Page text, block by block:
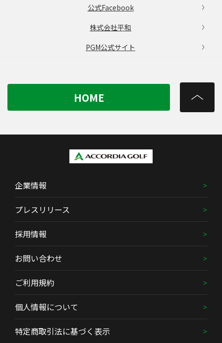
公式Facebook
株式会社平和
PGM公式サイト
HOME
企業情報
プレスリリース
採用情報
お問い合わせ
ご利用規約
個人情報について
特定商取引法に基づく表示